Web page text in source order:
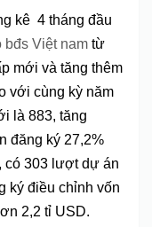
kê 4 tháng đầu
bđs Việt nam từ
mới và tăng thêm
với cùng kỳ năm
là 883, tăng
đăng ký 27,2%
có 303 lượt dự án
ký điều chỉnh vốn
2,2 tỉ USD.